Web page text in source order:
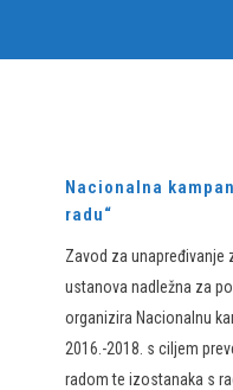
Nacionalna
radu“
Zavod za unapređivanje
ustanova nadležna za
organizira Nacionalnu
2016.-2018. s ciljem
radom te izostanaka s